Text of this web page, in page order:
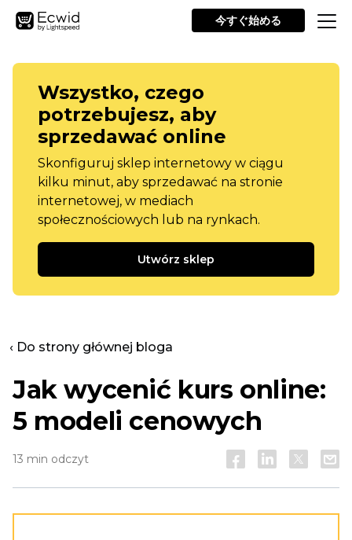
今すぐ始める
Wszystko, czego
potrzebujesz, aby
sprzedawać online
Skonfiguruj sklep internetowy w ciągu
kilku minut, aby sprzedawać na stronie
internetowej, w mediach
społecznościowych lub na rynkach.
Utwórz sklep
‹ Do strony głównej bloga
Jak wycenić kurs online:
5 modeli cenowych
13 min odczyt